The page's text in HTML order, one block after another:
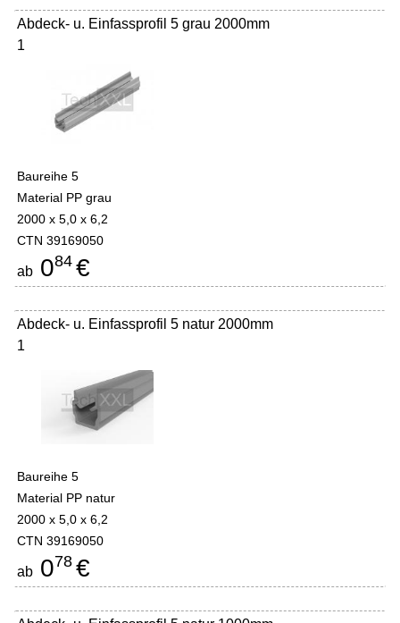
Abdeck- u. Einfassprofil 5 grau 2000mm
1
Baureihe 5
Material PP grau
2000 x 5,0 x 6,2
CTN 39169050
ab 084 €
Abdeck- u. Einfassprofil 5 natur 2000mm
1
Baureihe 5
Material PP natur
2000 x 5,0 x 6,2
CTN 39169050
ab 078 €